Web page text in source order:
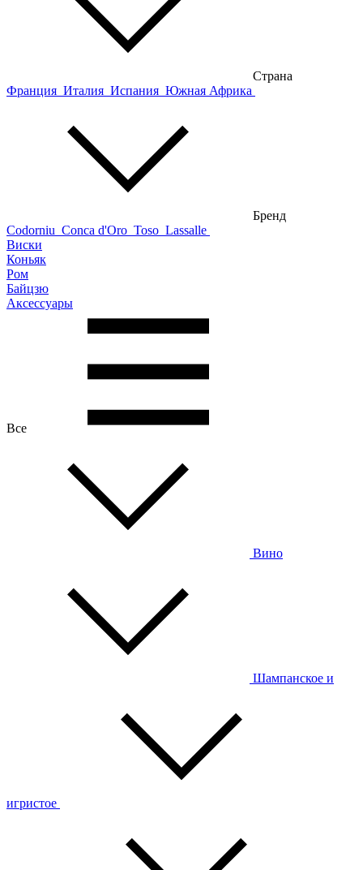
Страна
Франция Италия Испания Южная Африка
Бренд
Codorniu Conca d'Oro Toso Lassalle
Виски
Коньяк
Ром
Байцзю
Аксессуары
Все
Вино
Шампанское и
игристое